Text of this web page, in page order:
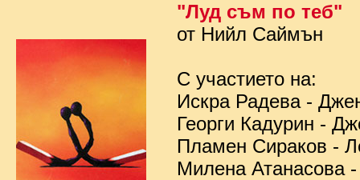
"Луд съм по теб"
от Нийл Саймън
С участието на:
Искра Радева -
Георги Кадурин -
Пламен Сираков -
Милена Атанасова